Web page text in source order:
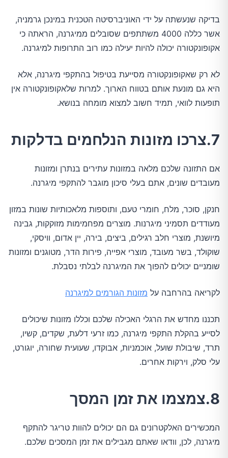
בדיקה שנעשתה על ידי האוניברסיטה הטכנית במינכן גרמניה,
אשר כללה 4000 משתתפים שסובלים ממיגרנה, הראתה כי
אקופונקטורה יכולה להיות יעילה כמו רוב התרופות למיגרנה.
לא רק שאקופונקטורה מסייעת בטיפול בהתקפי מיגרנה, אלא
היא גם מונעת אותם בטווח הארוך. למרות שלאקופונקטורה אין
תופעות לוואי, תמיד חשוב למצוא מומחה בנושא.
7.צרכו מזונות הנלחמים בדלקות
אם התזונה שלכם מלאה במזונות עתירים בנתרן ומזונות
מעובדים שונים, אתם בעלי סיכון מוגבר להתקפי מיגרנה.
חנקן, סוכר, מלח, חומרי טעם, ותוספות מלאכותיות שונות במזון
מעודדים תסמיני מיגרנות. מוצרים מפחמימות מזוקקות, גבינה
מיושנת, מוצרי חלב רגילים, ביצים, בירה, יין אדום, וויסקי,
שוקולד, בשר מעובד, מוצרי אפייה, פירות הדר, מטוגנים ומזונות
שומניים יכולים להפוך את המיגרנה לבלתי נסבלת.
לקריאה בהרחבה על מזונות הגורמים למיגרנה
תכננו מחדש את הרגלי האכילה שלכם וכללו מזונות שיכולים
לסייע בהקלת התקפי מיגרנה, כמו זרעי דלעת, שקדים, קשיו,
תרד, שיבולת שועל, אוכמניות, אבוקדו, שעועית שחורה, יוגורט,
עלי סלק, וירקות אחרים.
8.צמצמו את זמן המסך
המכשירים האלקטרונים גם הם יכולים להוות טריגר להתקף
מיגרנה, לכן, וודאו שאתם מגבילים את זמן המסכים שלכם.